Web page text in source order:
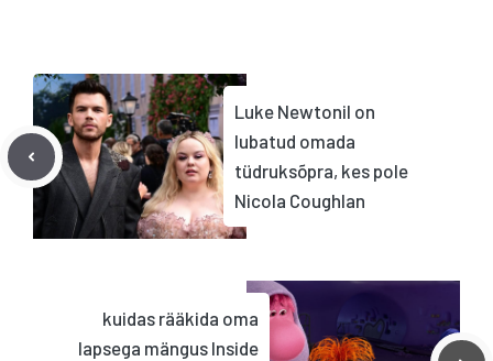
Luke Newtonil on
lubatud omada
tüdruksõpra, kes pole
Nicola Coughlan
kuidas rääkida oma
lapsega mängus Inside